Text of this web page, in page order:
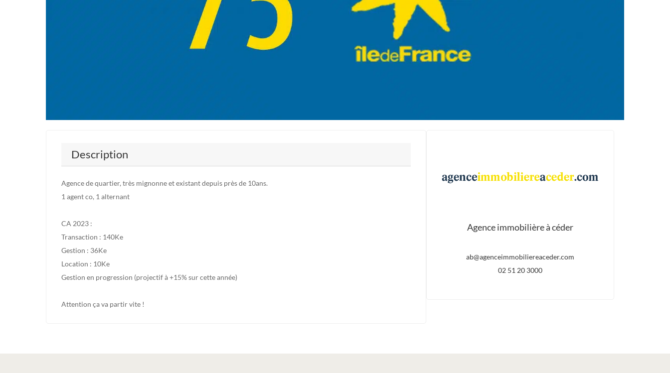
Description
Agence de quartier, très mignonne et existant depuis près de 10ans.
1 agent co, 1 alternant
CA 2023 :
Transaction : 140Ke
Gestion : 36Ke
Location : 10Ke
Gestion en progression (projectif à +15% sur cette année)
Attention ça va partir vite !
Agence immobilière à céder
ab@agenceimmobiliereaceder.com
02 51 20 3000